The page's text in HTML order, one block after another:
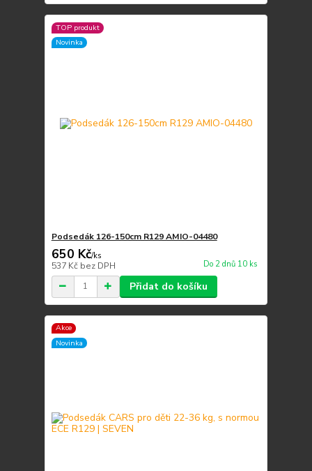
TOP produkt
Novinka
Podsedák 126-150cm R129 AMIO-04480
650 Kč/ks
537 Kč bez DPH Do 2 dnů 10 ks
Přidat do košíku
Akce
Novinka